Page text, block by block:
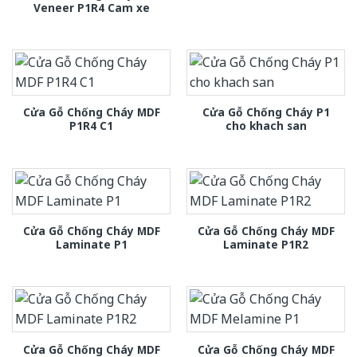
Veneer P1R4 Cam xe
Cửa Gỗ Chống Cháy MDF
P1R4 C1
Cửa Gỗ Chống Cháy P1
cho khach san
Cửa Gỗ Chống Cháy MDF
Laminate P1
Cửa Gỗ Chống Cháy MDF
Laminate P1R2
Cửa Gỗ Chống Cháy MDF
Cửa Gỗ Chống Cháy MDF